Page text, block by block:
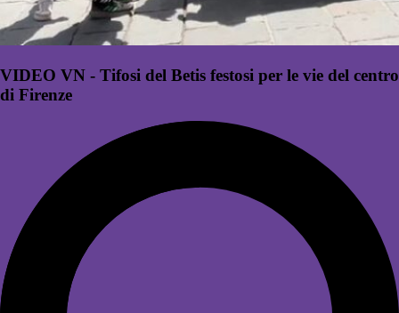
VIDEO VN - Tifosi del Betis festosi per le vie del centro
di Firenze